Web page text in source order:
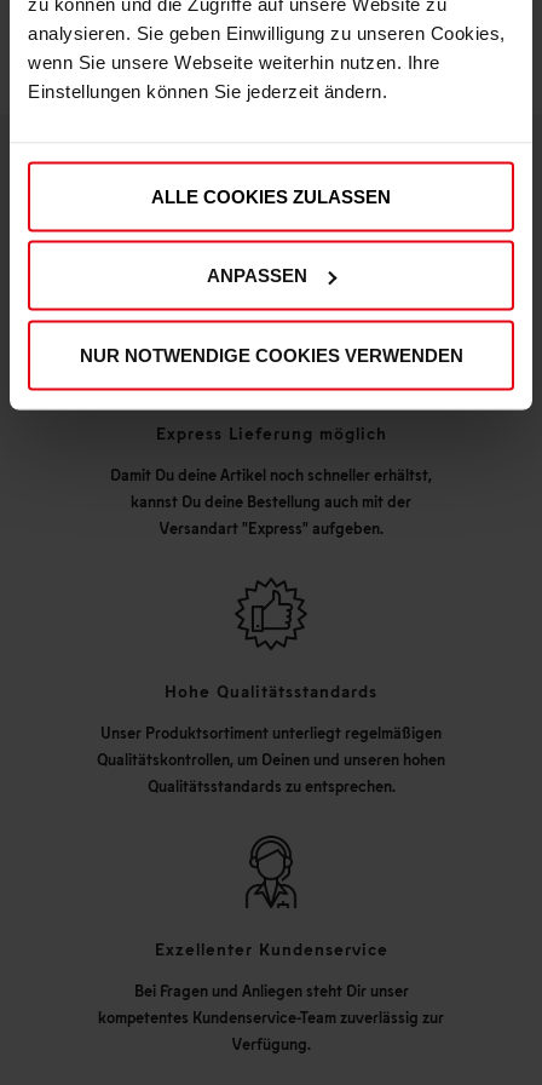
analysieren. Sie geben Einwilligung zu unseren Cookies,
wenn Sie unsere Webseite weiterhin nutzen. Ihre
Einstellungen können Sie jederzeit ändern.
ALLE COOKIES ZULASSEN
ANPASSEN
NUR NOTWENDIGE COOKIES VERWENDEN
DEINE VORTEILE IN UNSEREM SHOP
Express Lieferung möglich
Damit Du deine Artikel noch schneller erhältst,
kannst Du deine Bestellung auch mit der
Versandart "Express" aufgeben.
Hohe Qualitätsstandards
Unser Produktsortiment unterliegt regelmäßigen
Qualitätskontrollen, um Deinen und unseren hohen
Qualitätsstandards zu entsprechen.
Exzellenter Kundenservice
Bei Fragen und Anliegen steht Dir unser
kompetentes Kundenservice-Team zuverlässig zur
Verfügung.